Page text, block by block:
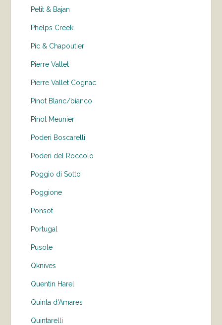
Petit & Bajan
Phelps Creek
Pic & Chapoutier
Pierre Vallet
Pierre Vallet Cognac
Pinot Blanc/bianco
Pinot Meunier
Poderi Boscarelli
Poderi del Roccolo
Poggio di Sotto
Poggione
Ponsot
Portugal
Pusole
Qknives
Quentin Harel
Quinta d'Amares
Quintarelli